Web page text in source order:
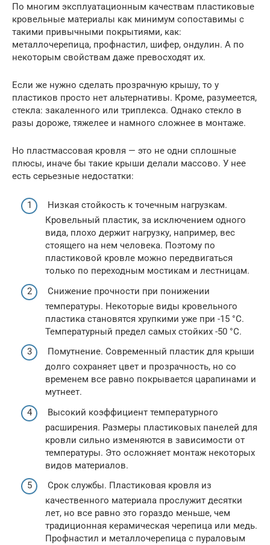
По многим эксплуатационным качествам пластиковые
кровельные материалы как минимум сопоставимы с
такими привычными покрытиями, как:
металлочерепица, профнастил, шифер, ондулин. А по
некоторым свойствам даже превосходят их.
Если же нужно сделать прозрачную крышу, то у
пластиков просто нет альтернативы. Кроме, разумеется,
стекла: закаленного или триплекса. Однако стекло в
разы дороже, тяжелее и намного сложнее в монтаже.
Но пластмассовая кровля — это не одни сплошные
плюсы, иначе бы такие крыши делали массово. У нее
есть серьезные недостатки:
Низкая стойкость к точечным нагрузкам.
Кровельный пластик, за исключением одного
вида, плохо держит нагрузку, например, вес
стоящего на нем человека. Поэтому по
пластиковой кровле можно передвигаться
только по переходным мостикам и лестницам.
Снижение прочности при понижении
температуры. Некоторые виды кровельного
пластика становятся хрупкими уже при -15 °C.
Температурный предел самых стойких -50 °C.
Помутнение. Современный пластик для крыши
долго сохраняет цвет и прозрачность, но со
временем все равно покрывается царапинами и
мутнеет.
Высокий коэффициент температурного
расширения. Размеры пластиковых панелей для
кровли сильно изменяются в зависимости от
температуры. Это осложняет монтаж некоторых
видов материалов.
Срок службы. Пластиковая кровля из
качественного материала прослужит десятки
лет, но все равно это гораздо меньше, чем
традиционная керамическая черепица или медь.
Профнастил и металлочерепица с пураловым